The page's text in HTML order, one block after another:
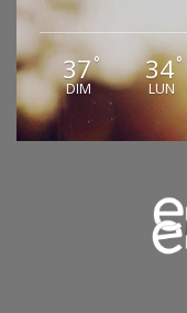
37°
DIM
34°
LUN